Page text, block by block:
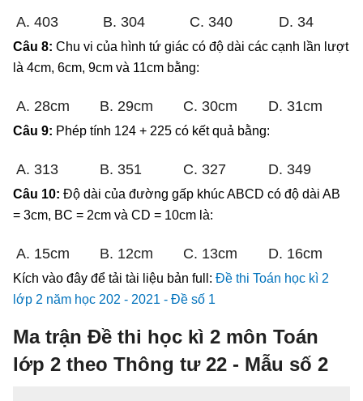
A. 403 B. 304 C. 340 D. 34
Câu 8: Chu vi của hình tứ giác có độ dài các cạnh lần lượt
là 4cm, 6cm, 9cm và 11cm bằng:
A. 28cm B. 29cm C. 30cm D. 31cm
Câu 9: Phép tính 124 + 225 có kết quả bằng:
A. 313 B. 351 C. 327 D. 349
Câu 10: Độ dài của đường gấp khúc ABCD có độ dài AB
= 3cm, BC = 2cm và CD = 10cm là:
A. 15cm B. 12cm C. 13cm D. 16cm
Kích vào đây để tải tài liệu bản full: Đề thi Toán học kì 2
lớp 2 năm học 202 - 2021 - Đề số 1
Ma trận Đề thi học kì 2 môn Toán
lớp 2 theo Thông tư 22 - Mẫu số 2